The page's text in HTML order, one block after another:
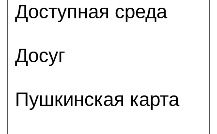
Доступная среда
Досуг
Пушкинская карта